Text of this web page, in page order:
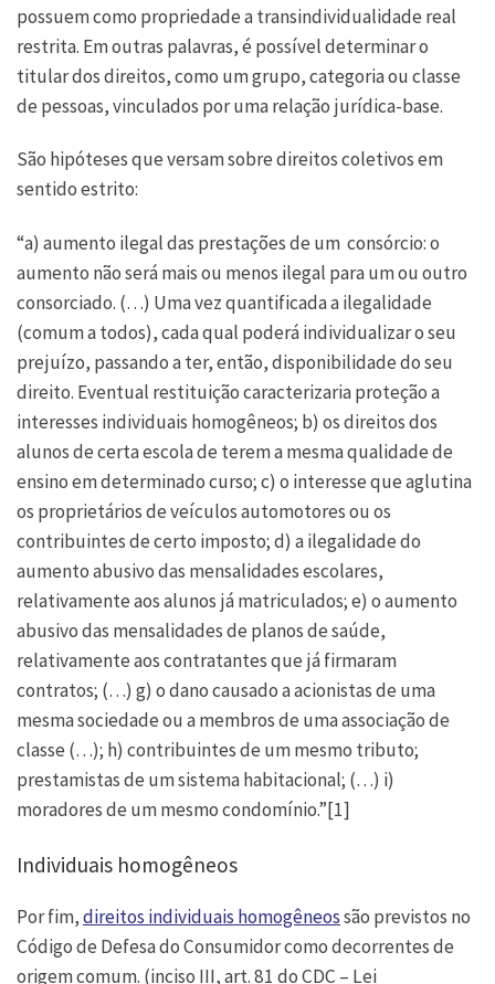
possuem como propriedade a transindividualidade real
restrita. Em outras palavras, é possível determinar o
titular dos direitos, como um grupo, categoria ou classe
de pessoas, vinculados por uma relação jurídica-base.
São hipóteses que versam sobre direitos coletivos em
sentido estrito:
“a) aumento ilegal das prestações de um consórcio: o
aumento não será mais ou menos ilegal para um ou outro
consorciado. (…) Uma vez quantificada a ilegalidade
(comum a todos), cada qual poderá individualizar o seu
prejuízo, passando a ter, então, disponibilidade do seu
direito. Eventual restituição caracterizaria proteção a
interesses individuais homogêneos; b) os direitos dos
alunos de certa escola de terem a mesma qualidade de
ensino em determinado curso; c) o interesse que aglutina
os proprietários de veículos automotores ou os
contribuintes de certo imposto; d) a ilegalidade do
aumento abusivo das mensalidades escolares,
relativamente aos alunos já matriculados; e) o aumento
abusivo das mensalidades de planos de saúde,
relativamente aos contratantes que já firmaram
contratos; (…) g) o dano causado a acionistas de uma
mesma sociedade ou a membros de uma associação de
classe (…); h) contribuintes de um mesmo tributo;
prestamistas de um sistema habitacional; (…) i)
moradores de um mesmo condomínio.”[1]
Individuais homogêneos
Por fim,direitos individuais homogêneossão previstos no
Código de Defesa do Consumidor como decorrentes de
origem comum. (inciso III, art. 81 do CDC – Lei